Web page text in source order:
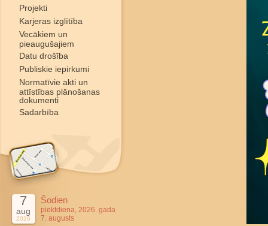
Projekti
Karjeras izglītība
Vecākiem un
pieaugušajiem
Datu drošība
Publiskie iepirkumi
Normatīvie akti un
attīstības plānošanas
dokumenti
Sadarbība
7
aug
2026
Šodien
piektdiena, 2026. gada
7. augusts